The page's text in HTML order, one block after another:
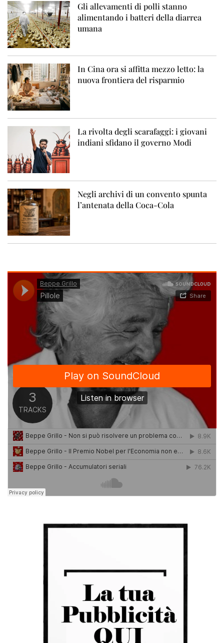
Gli allevamenti di polli stanno
alimentando i batteri della diarrea
umana
In Cina ora si affitta mezzo letto: la
nuova frontiera del risparmio
La rivolta degli scarafaggi: i giovani
indiani sfidano il governo Modi
Negli archivi di un convento spunta
l’antenata della Coca-Cola